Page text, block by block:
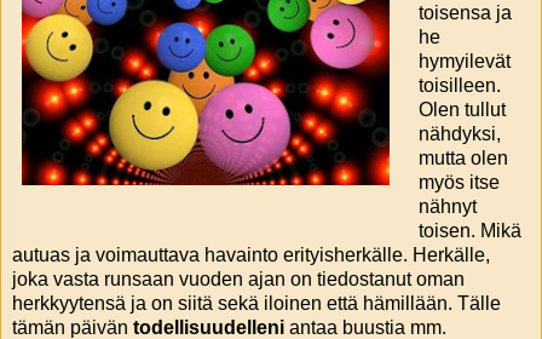
toisensa ja
he
hymyilevät
toisilleen.
Olen tullut
nähdyksi,
mutta olen
myös itse
nähnyt
toisen. Mikä
autuas ja voimauttava havainto erityisherkälle. Herkälle,
joka vasta runsaan vuoden ajan on tiedostanut oman
herkkyytensä ja on siitä sekä iloinen että hämillään. Tälle
tämän päivän todellisuudelleni antaa buustia mm.